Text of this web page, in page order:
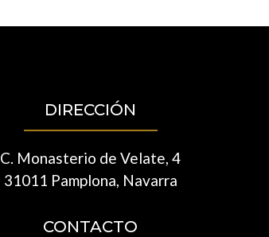
DIRECCIÓN
C. Monasterio de Velate, 4
31011 Pamplona, Navarra
CONTACTO